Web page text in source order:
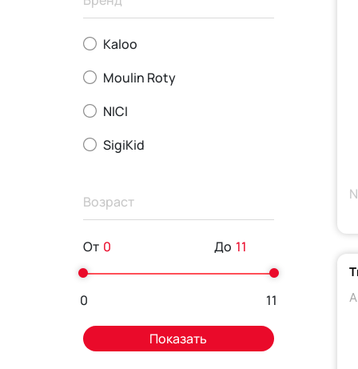
Kaloo
Moulin Roty
NICI
SigiKid
Возраст
От До
0 11